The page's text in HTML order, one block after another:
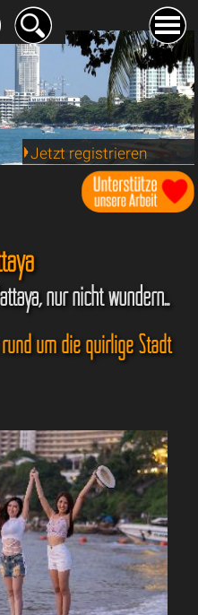
Jetzt registrieren
nur nicht wundern...
um die quirlige Stadt